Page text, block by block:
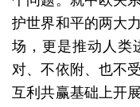
护世界和平的两大
场，更是推动人类
对、不依附、也不
互利共赢基础上开